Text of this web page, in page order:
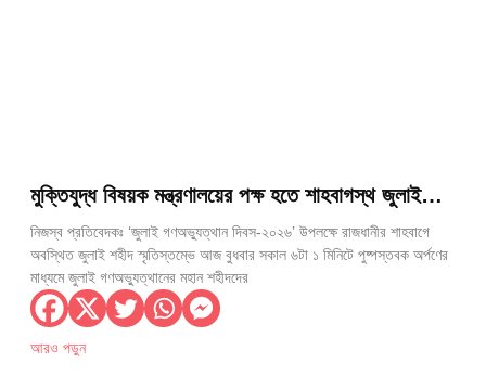
মুক্তিযুদ্ধ বিষয়ক মন্ত্রণালয়ের পক্ষ হতে শাহবাগস্থ জুলাই
শহীদ স্মৃতিস্তম্ভে পুষ্পস্তবক অর্পণ
নিজস্ব প্রতিবেদকঃ ‘জুলাই গণঅভ্যুত্থান দিবস-২০২৬’ উপলক্ষে রাজধানীর শাহবাগে
অবস্থিত জুলাই শহীদ স্মৃতিস্তম্ভে আজ বুধবার সকাল ৬টা ১ মিনিটে পুষ্পস্তবক অর্পণের
মাধ্যমে জুলাই গণঅভ্যুত্থানের মহান শহীদদের
আরও পড়ুন